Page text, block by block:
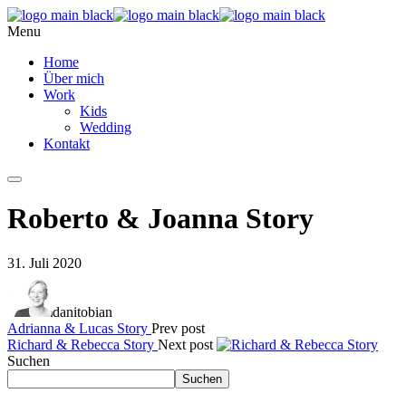
Menu
Home
Über mich
Work
Kids
Wedding
Kontakt
Roberto & Joanna Story
31. Juli 2020
danitobian
Adrianna & Lucas Story Prev post
Richard & Rebecca Story Next post
Suchen
Suchen